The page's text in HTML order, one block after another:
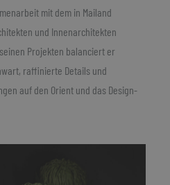
mit dem in Mailand
und Innenarchitekten
Projekten balanciert er
raffinierte Details und
auf den Orient und das Design-